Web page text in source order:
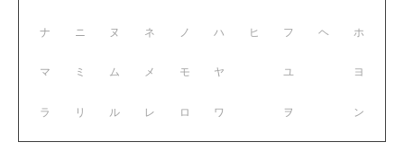
ナ ニ ヌ ネ ノ
マ ミ ム メ モ
ラ リ ル レ ロ
ハ ヒ フ ヘ ホ
ヤ ユ ヨ
ワ ヲ ン